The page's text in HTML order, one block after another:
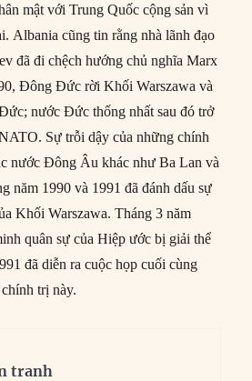
mật với Trung Quốc cộng sản vì
Albania cũng tin rằng nhà lãnh đạo
đã đi chệch hướng chủ nghĩa Marx
Đông Đức rời Khối Warszawa và
nước Đức thống nhất sau đó trở
Sự trỗi dậy của những chính
nước Đông Âu khác như Ba Lan và
năm 1990 và 1991 đã đánh dấu sự
Khối Warszawa. Tháng 3 năm
quân sự của Hiệp ước bị giải thể
đã diễn ra cuộc họp cuối cùng
trị này.
tranh